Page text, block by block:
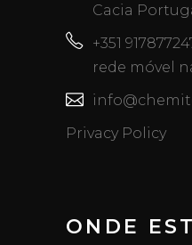
Cacia
+351
rede móvel
Privacy Policy
ONDE